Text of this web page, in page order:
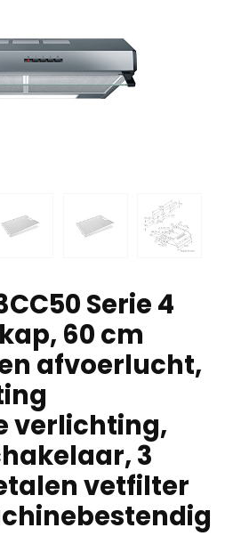
Serie 4
60 cm
afvoerlucht,
verlichting,
3
vetfilter